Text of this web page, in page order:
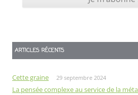
ARTICLES RÉCENTS
Cette graine 29 septembre 2024
La pensée complexe au service de la